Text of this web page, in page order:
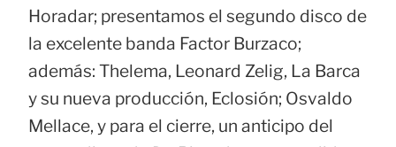
Horadar; presentamos el segundo disco de
la excelente banda Factor Burzaco;
además: Thelema, Leonard Zelig, La Barca
y su nueva producción, Eclosión; Osvaldo
Mellace, y para el cierre, un anticipo del